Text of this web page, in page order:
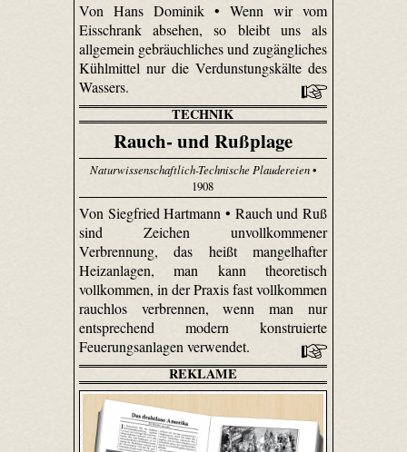
Von Hans Dominik • Wenn wir vom
Eisschrank absehen, so bleibt uns als
allgemein gebräuchliches und zugängliches
Kühlmittel nur die Verdunstungskälte des
Wassers.
TECHNIK
Rauch- und Rußplage
Naturwissenschaftlich-Technische Plaudereien•
1908
Von Siegfried Hartmann • Rauch und Ruß
sind Zeichen unvollkommener
Verbrennung, das heißt mangelhafter
Heizanlagen, man kann theoretisch
vollkommen, in der Praxis fast vollkommen
rauchlos verbrennen, wenn man nur
entsprechend modern konstruierte
Feuerungsanlagen verwendet.
REKLAME